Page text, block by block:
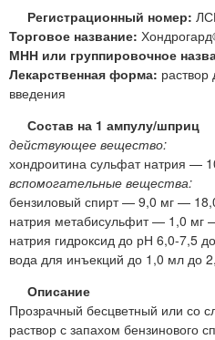
Регистрационный номер:
Торговое название:
МНН или группировочное
Лекарственная форма:
введения
Состав на 1 ампулу/шприц
действующее вещество:
хондроитина сульфат натрия —
вспомогательные вещества:
бензиловый спирт — 9,0 мг —
натрия метабисульфит — 1,0 мг
натрия гидроксид до рН 6,0-7,5
вода для инъекций до 1,0 мл до
Описание
Прозрачный бесцветный или со
раствор с запахом бензинового